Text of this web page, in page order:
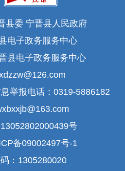
县委 宁晋县人民政府
电子政务服务中心
县电子政务服务中心
举报电话：0319-5886182
号
备09002497号-1
：1305280020